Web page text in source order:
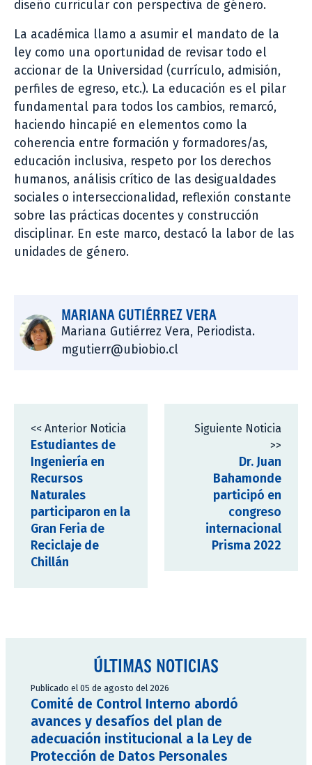
diseño curricular con perspectiva de género.
La académica llamo a asumir el mandato de la
ley como una oportunidad de revisar todo el
accionar de la Universidad (currículo, admisión,
perfiles de egreso, etc.). La educación es el pilar
fundamental para todos los cambios, remarcó,
haciendo hincapié en elementos como la
coherencia entre formación y formadores/as,
educación inclusiva, respeto por los derechos
humanos, análisis crítico de las desigualdades
sociales o interseccionalidad, reflexión constante
sobre las prácticas docentes y construcción
disciplinar. En este marco, destacó la labor de las
unidades de género.
MARIANA GUTIÉRREZ VERA
Mariana Gutiérrez Vera, Periodista.
mgutierr@ubiobio.cl
<< Anterior Noticia
Estudiantes de
Ingeniería en
Recursos
Naturales
participaron en la
Gran Feria de
Reciclaje de
Chillán
Siguiente Noticia
>>
Dr. Juan
Bahamonde
participó en
congreso
internacional
Prisma 2022
ÚLTIMAS NOTICIAS
Publicado el 05 de agosto del 2026
Comité de Control Interno abordó
avances y desafíos del plan de
adecuación institucional a la Ley de
Protección de Datos Personales